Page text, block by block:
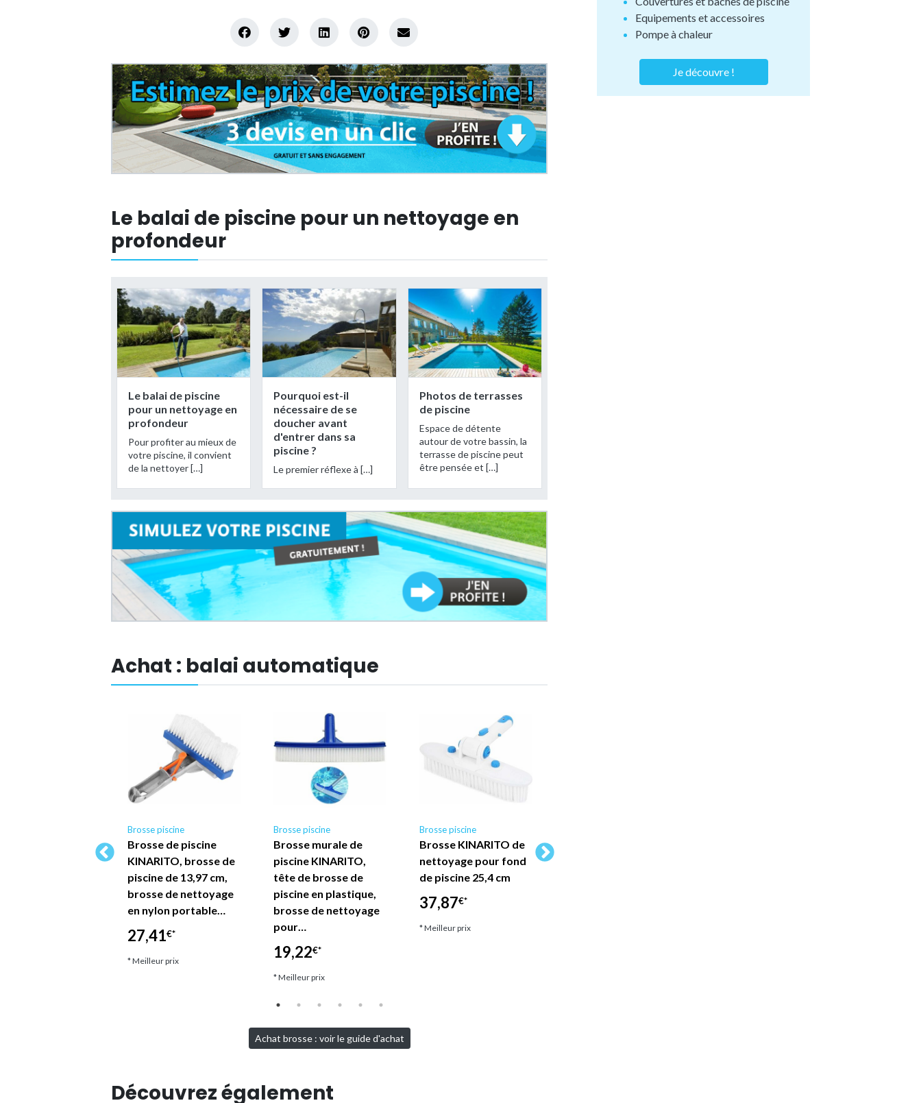
Le balai de piscine pour un nettoyage en
profondeur
Le balai de piscine
pour un nettoyage en
profondeur
Pour profiter au mieux de
votre piscine, il convient
de la nettoyer […]
Pourquoi est-il
nécessaire de se
doucher avant
d'entrer dans sa
piscine ?
Le premier réflexe à […]
Photos de terrasses
de piscine
Espace de détente
autour de votre bassin, la
terrasse de piscine peut
être pensée et […]
Achat : balai automatique
Brosse piscine
Brosse de piscine
KINARITO, brosse de
piscine de 13,97 cm,
brosse de nettoyage
en nylon portable…
27,41€*
* Meilleur prix
Brosse piscine
Brosse murale de
piscine KINARITO,
tête de brosse de
piscine en plastique,
brosse de nettoyage
pour…
19,22€*
* Meilleur prix
Brosse piscine
Brosse KINARITO de
nettoyage pour fond
de piscine 25,4 cm
37,87€*
* Meilleur prix
Achat brosse : voir le guide d'achat
Découvrez également
Equipements et accessoires
Pompe à chaleur
Je découvre !